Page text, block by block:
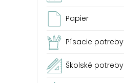
Papier
Písacie potreby
Školské potreby